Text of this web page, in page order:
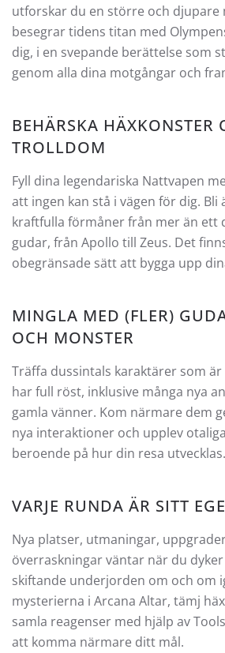
utforskar du en större och djupare
besegrar tidens titan med
dig, i en svepande berättelse som
genom alla dina motgångar och
BEHÄRSKA HÄXKONSTER
TROLLDOM
Fyll dina legendariska Nattvapen
att ingen kan stå i vägen för dig. Bli
kraftfulla förmåner från mer än ett
gudar, från Apollo till Zeus. Det
obegränsade sätt att bygga upp
MINGLA MED (FLER)
OCH MONSTER
Träffa dussintals karaktärer som
har full röst, inklusive många nya
gamla vänner. Kom närmare dem
nya interaktioner och upplev
beroende på hur din resa utvecklas.
VARJE RUNDA ÄR SITT
Nya platser, utmaningar,
överraskningar väntar när du
skiftande underjorden om och om
mysterierna i Arcana Altar, tämj
samla reagenser med hjälp av
att komma närmare ditt mål.